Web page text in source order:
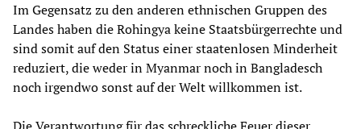
Im Gegensatz zu den anderen ethnischen Gruppen des
Landes haben die Rohingya keine Staatsbürgerrechte und
sind somit auf den Status einer staatenlosen Minderheit
reduziert, die weder in Myanmar noch in Bangladesch
noch irgendwo sonst auf der Welt willkommen ist.